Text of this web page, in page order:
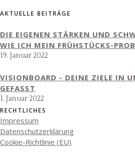
AKTUELLE BEITRÄGE
DIE EIGENEN STÄRKEN UND
WIE ICH MEIN FRÜHSTÜCKS-
19. Januar 2022
VISIONBOARD - DEINE ZIELE IN
GEFASST
1. Januar 2022
RECHTLICHES
Impressum
Datenschutzerklärung
Cookie-Richtlinie (EU)